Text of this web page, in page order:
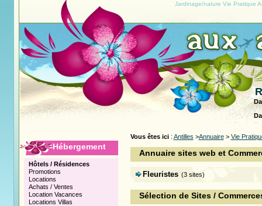
Jardinage/nature Vie Pratique
Vous êtes ici : Antilles >Annuaire> Vie
Annuaire sites web et
Fleuristes (3 sites)
Sélection de Sites /
Hébergement
Hôtels / Résidences
Promotions
Locations
Achats / Ventes
Location Vacances
Locations Villas